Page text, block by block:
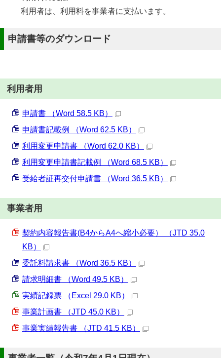
利用者は、利用料を事業者に支払います。
申請書等のダウンロード
利用者用
申請書 （Word 58.5 KB）
申請書記載例 （Word 62.5 KB）
利用変更申請書 （Word 62.0 KB）
利用変更申請書記載例 （Word 68.5 KB）
受給者証再交付申請書 （Word 36.5 KB）
事業者用
契約内容報告書(B4からA4へ縮小必要） （JTD 35.0
KB）
委託料請求書 （Word 36.5 KB）
請求明細書 （Word 49.5 KB）
実績記録票 （Excel 29.0 KB）
事業計画書 （JTD 45.0 KB）
事業実績報告書 （JTD 41.5 KB）